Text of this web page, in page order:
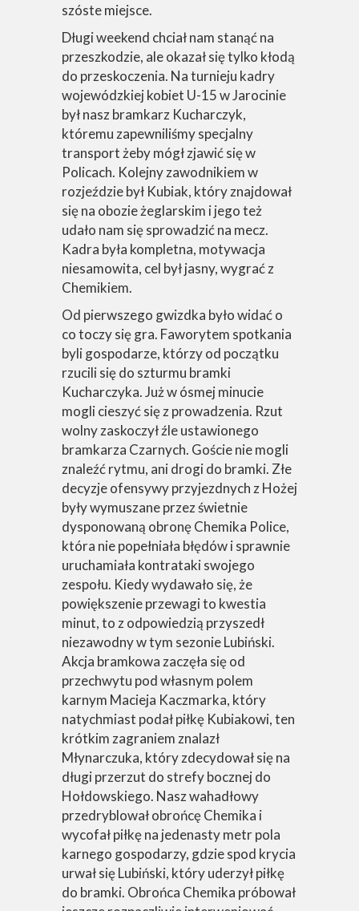
szóste miejsce.
Długi weekend chciał nam stanąć na
przeszkodzie, ale okazał się tylko kłodą
do przeskoczenia. Na turnieju kadry
wojewódzkiej kobiet U-15 w Jarocinie
był nasz bramkarz Kucharczyk,
któremu zapewniliśmy specjalny
transport żeby mógł zjawić się w
Policach. Kolejny zawodnikiem w
rozjeździe był Kubiak, który znajdował
się na obozie żeglarskim i jego też
udało nam się sprowadzić na mecz.
Kadra była kompletna, motywacja
niesamowita, cel był jasny, wygrać z
Chemikiem.
Od pierwszego gwizdka było widać o
co toczy się gra. Faworytem spotkania
byli gospodarze, którzy od początku
rzucili się do szturmu bramki
Kucharczyka. Już w ósmej minucie
mogli cieszyć się z prowadzenia. Rzut
wolny zaskoczył źle ustawionego
bramkarza Czarnych. Goście nie mogli
znaleźć rytmu, ani drogi do bramki. Złe
decyzje ofensywy przyjezdnych z Hożej
były wymuszane przez świetnie
dysponowaną obronę Chemika Police,
która nie popełniała błędów i sprawnie
uruchamiała kontrataki swojego
zespołu. Kiedy wydawało się, że
powiększenie przewagi to kwestia
minut, to z odpowiedzią przyszedł
niezawodny w tym sezonie Lubiński.
Akcja bramkowa zaczęła się od
przechwytu pod własnym polem
karnym Macieja Kaczmarka, który
natychmiast podał piłkę Kubiakowi, ten
krótkim zagraniem znalazł
Młynarczuka, który zdecydował się na
długi przerzut do strefy bocznej do
Hołdowskiego. Nasz wahadłowy
przedryblował obrońcę Chemika i
wycofał piłkę na jedenasty metr pola
karnego gospodarzy, gdzie spod krycia
urwał się Lubiński, który uderzył piłkę
do bramki. Obrońca Chemika próbował